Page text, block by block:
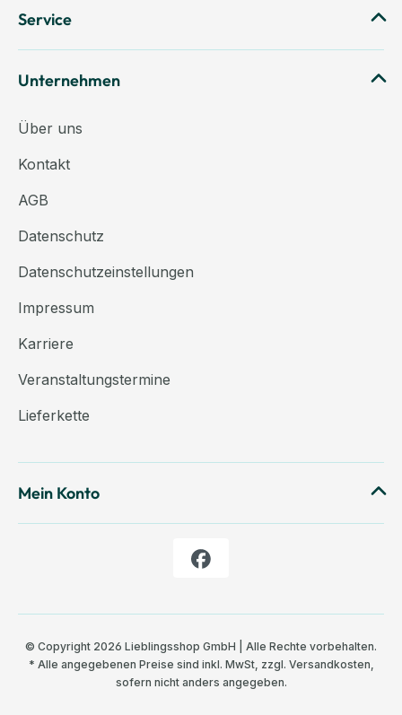
Service
Unternehmen
Über uns
Kontakt
AGB
Datenschutz
Datenschutzeinstellungen
Impressum
Karriere
Veranstaltungstermine
Lieferkette
Mein Konto
© Copyright 2026 Lieblingsshop GmbH | Alle Rechte vorbehalten.
* Alle angegebenen Preise sind inkl. MwSt, zzgl. Versandkosten,
sofern nicht anders angegeben.